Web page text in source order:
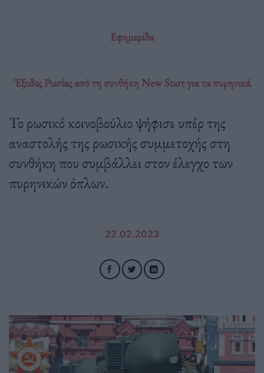
Εφημερίδα
Έξοδος Ρωσίας από τη συνθήκη New Start για τα πυρηνικά
Το ρωσικό κοινοβούλιο ψήφισε υπέρ της
αναστολής της ρωσικής συμμετοχής στη
συνθήκη που συμβάλλει στον έλεγχο των
πυρηνικών όπλων.
22.02.2023